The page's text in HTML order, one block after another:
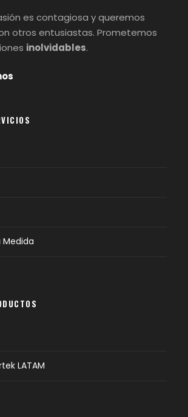
es contagiosa y queremos
otros entusiastas. Prometemos
inolvidables.
Medida
LATAM